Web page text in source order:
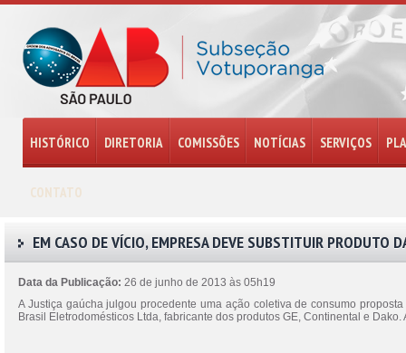
HISTÓRICO DIRETORIA COMISSÕES NOTÍCIAS SERVIÇOS
CONTATO
EM CASO DE VÍCIO, EMPRESA DEVE SUBSTITUIR PRODUTO
Data da Publicação: 26 de junho de 2013 às 05h19
A Justiça gaúcha julgou procedente uma ação coletiva de consumo
Brasil Eletrodomésticos Ltda, fabricante dos produtos GE, Continental e